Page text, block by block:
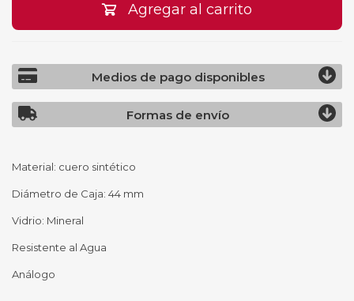
Agregar al carrito
Medios de pago disponibles
Formas de envío
Material: cuero sintético
Diámetro de Caja: 44 mm
Vidrio: Mineral
Resistente al Agua
Análogo